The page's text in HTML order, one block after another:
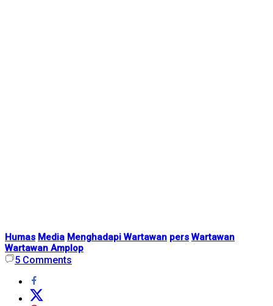
Humas Media Menghadapi Wartawan pers Wartawan
Wartawan Amplop
5 Comments